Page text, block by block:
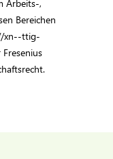
Arbeits-,
Bereichen
xn--ttig-